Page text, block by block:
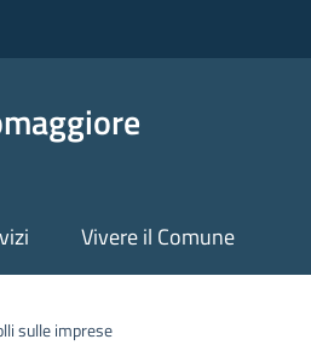
Vivere il Comune
sulle imprese